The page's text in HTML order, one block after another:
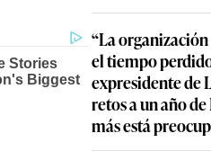
“La
el tiempo
expresidente de
retos a un año
más está